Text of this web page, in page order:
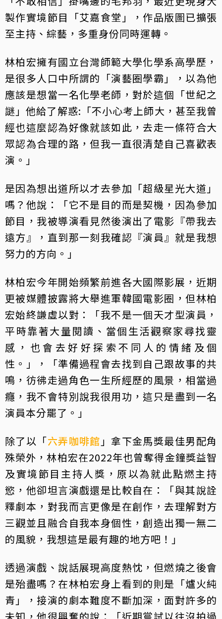
製作實境節目「艾嘉食堂」，作品版圖已擴張
至主持、綜藝，多重身份同時運轉。
林柏宏擁有國立台灣師範大學化學系高學歷，
是很多人口中所謂的「演藝圈學霸」，以為他
應該是想當一名化學老師，對於這個「世紀之
謎」他給了解惑:「不小心考上師大，甚至我曾
經也這麼認為好像就該如此，去走一條符合大
眾認為合理的路，但我一直很清楚自己喜歡表
演。」
是因為想出道所以才去參加「超級星光大道」
嗎？他說：「它不是目的而是契機，因為參加
節目，我被導演看見然後演出了電影『帶我去
遠方』，直到那一刻我確認『演員』就是我想
努力的方向。」
林柏宏今年開始頻繁前進各大國際影展，近期
更被媒體披露將大舉進軍韓國電影圈，但林柏
宏始終謙虛以對：「我不是一個天才型演員，
平時靠著大量閱讀、當個生活觀察家尋找靈
感，也會去好好探索不同人的情緒及個
性。」，「準備過程會去找到自己跟故事的共
鳴，彷彿走過角色一生所經歷的風景，相當過
癮，我不會特別說我很用功，這只是盡到一名
演員本分罷了。」
除了以「六弄咖啡館 」拿下金馬獎最佳男配角
殊榮外，林柏宏在2022年也曾奪得金鐘獎益智
及實境節目主持人獎，原以為就此點燃主持
慾，他卻坦言演戲還是比較自在：「與其說詮
釋劇本，對我而言更像是在創作，去理解對方
三觀並且融合自我本身個性，創造出獨一無二
的風貌，我想這是最有趣的地方吧！」
透過演戲、說話展現高度熱忱，但燃燒之後會
是殆盡嗎？在林柏宏身上看到的則是「爐火純
青」，接演的劇本難度不斷加深，面對許多的